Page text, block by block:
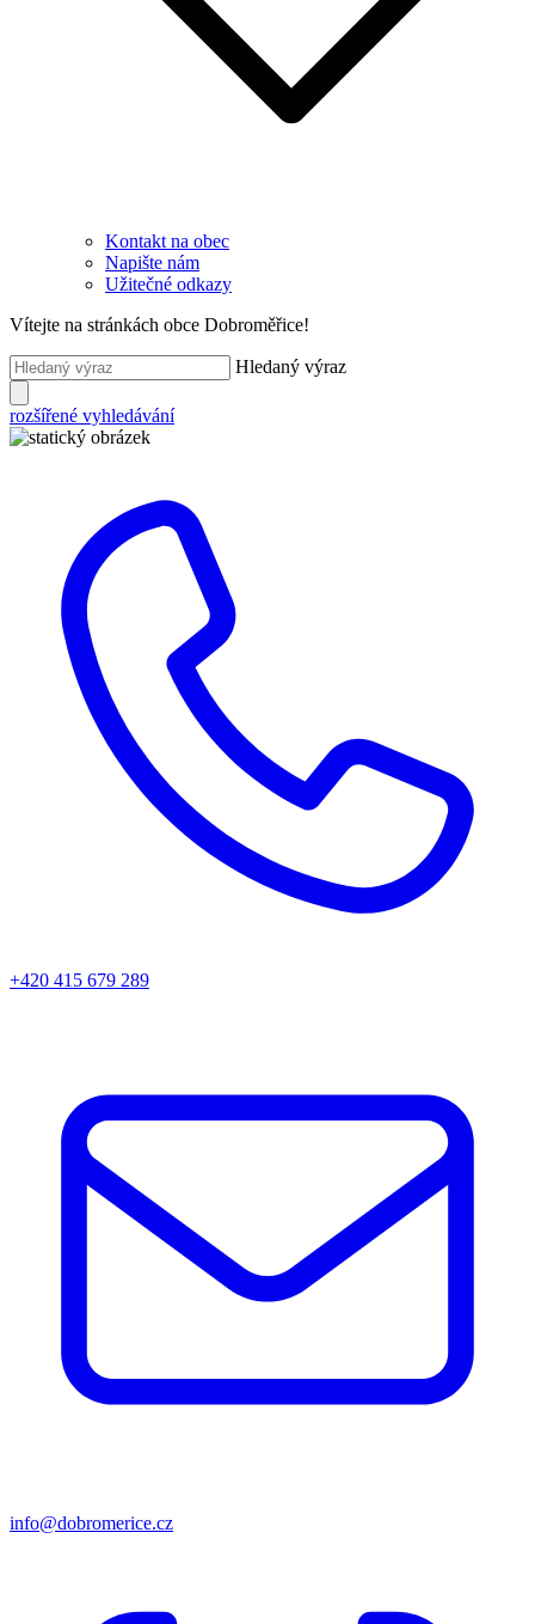
Kontakt na obec
Napište nám
Užitečné odkazy
Vítejte na stránkách obce Dobroměřice!
Hledaný výraz
rozšířené vyhledávání
+420 415 679 289
info@dobromerice.cz